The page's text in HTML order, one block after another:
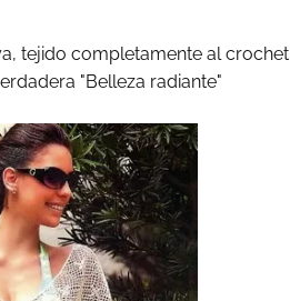
tejido completamente al crochet
"Belleza radiante"